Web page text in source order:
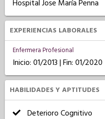
Hospital Jose María Penna
EXPERIENCIAS LABORALES
Enfermera Profesional
Inicio: 01/2013 | Fin: 01/2020
HABILIDADES Y APTITUDES
Deterioro Cognitivo